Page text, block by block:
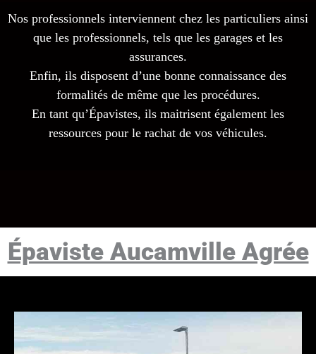
Nos professionnels interviennent chez les particuliers ainsi
que les professionnels, tels que les garages et les
assurances.
Enfin, ils disposent d’une bonne connaissance des
formalités de même que les procédures.
En tant qu’Épavistes, ils maitrisent également les
ressources pour le rachat de vos véhicules.
Épaviste Aucamville Agrée